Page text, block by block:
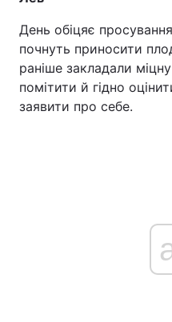
День обіцяє
почнуть приносити
раніше закладали
помітити й гідно
заявити про себе.